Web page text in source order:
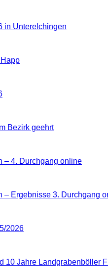
in Unterelchingen
Bezirk geehrt
– 4. Durchgang online
– Ergebnisse 3. Durchgang
2026
10 Jahre Landgrabenböller